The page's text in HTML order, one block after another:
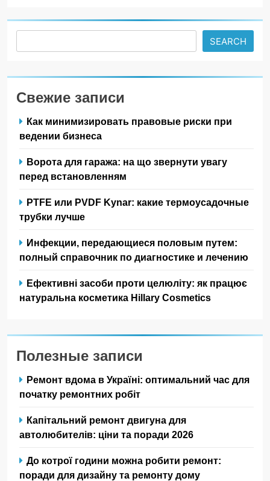
SEARCH
Свежие записи
Как минимизировать правовые риски при
ведении бизнеса
Ворота для гаража: на що звернути увагу
перед встановленням
PTFE или PVDF Kynar: какие термоусадочные
трубки лучше
Инфекции, передающиеся половым путем:
полный справочник по диагностике и лечению
Ефективні засоби проти целюліту: як працює
натуральна косметика Hillary Cosmetics
Полезные записи
Ремонт вдома в Україні: оптимальний час для
початку ремонтних робіт
Капітальний ремонт двигуна для
автолюбителів: ціни та поради 2026
До котрої години можна робити ремонт:
поради для дизайну та ремонту дому